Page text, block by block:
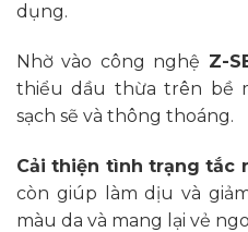
dụng.
Nhờ vào công nghệ Z-
thiểu dầu thừa trên bề
sạch sẽ và thông thoáng.
Cải thiện tình trạng tắc
còn giúp làm dịu và
màu da và mang lại vẻ